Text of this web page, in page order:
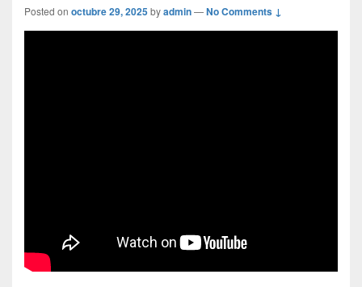
Posted on octubre 29, 2025byadmin—No Comments ↓